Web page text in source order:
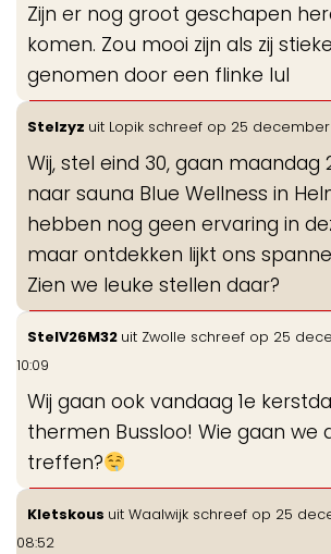
Zijn er nog groot geschapen
komen. Zou mooi zijn als zij
genomen door een flinke lul
Stelzyz uit Lopik schreef op 25 december
Wij, stel eind 30, gaan
naar sauna Blue Wellness in
hebben nog geen ervaring in
maar ontdekken lijkt ons
Zien we leuke stellen daar?
StelV26M32 uit Zwolle schreef op 25
10:09
Wij gaan ook vandaag 1e
thermen Bussloo! Wie gaan we
treffen?
Kletskous uit Waalwijk schreef op 25
08:52